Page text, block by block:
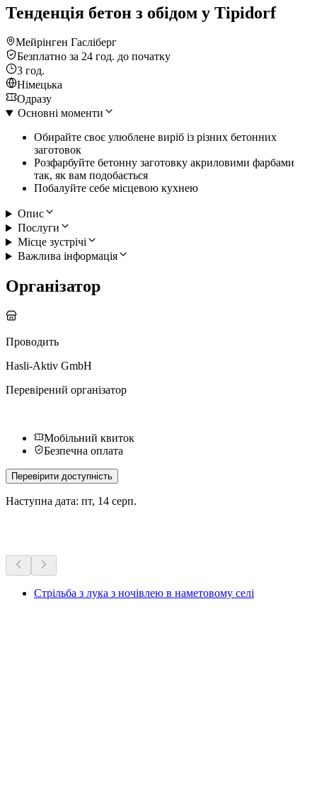
Тенденція бетон з обідом у Tipidorf
Мейрінген Гасліберг
Безплатно за 24 год. до початку
3 год.
Німецька
Одразу
Основні моменти
Обирайте своє улюблене виріб із різних бетонних
заготовок
Розфарбуйте бетонну заготовку акриловими фарбами
так, як вам подобається
Побалуйте себе місцевою кухнею
Опис
Послуги
Місце зустрічі
Важлива інформація
Організатор
Проводить
Hasli-Aktiv GmbH
Перевірений організатор
Мобільний квиток
Безпечна оплата
Перевірити доступність
Наступна дата: пт, 14 серп.
Стрільба з лука з ночівлею в наметовому селі